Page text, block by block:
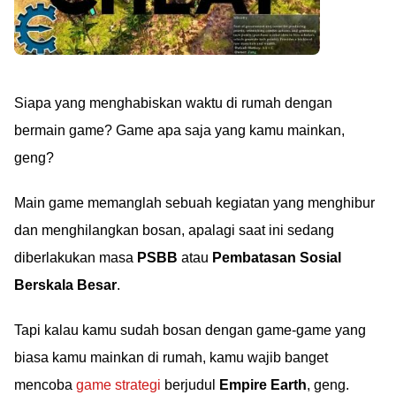
Siapa yang menghabiskan waktu di rumah dengan
bermain game? Game apa saja yang kamu mainkan,
geng?
Main game memanglah sebuah kegiatan yang menghibur
dan menghilangkan bosan, apalagi saat ini sedang
diberlakukan masa PSBB atau Pembatasan Sosial
Berskala Besar.
Tapi kalau kamu sudah bosan dengan game-game yang
biasa kamu mainkan di rumah, kamu wajib banget
mencoba game strategi berjudul Empire Earth, geng.